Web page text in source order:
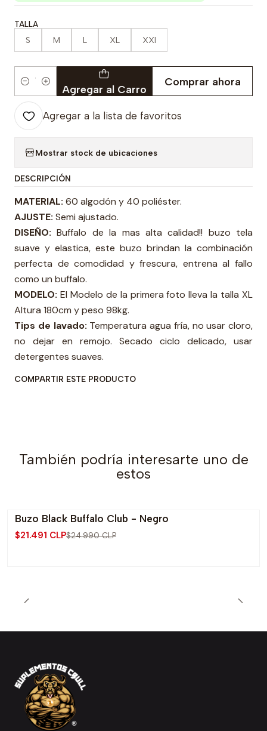
TALLA
S M L XL XXl
Cantidad Agregar al Carro
Comprar ahora
Agregar a la lista de favoritos
Mostrar stock de ubicaciones
DESCRIPCIÓN
MATERIAL: 60 algodón y 40 poliéster.
AJUSTE: Semi ajustado.
DISEÑO:Buffalo de la mas alta calidad!! buzo tela
suave y elastica, este buzo brindan la combinación
perfecta de comodidad y frescura, entrena al fallo
como un buffalo.
MODELO: El Modelo de la primera foto lleva la talla XL
Altura 180cm y peso 98kg.
Tips de lavado: Temperatura agua fría, no usar cloro,
no dejar en remojo. Secado ciclo delicado, usar
detergentes suaves.
COMPARTIR ESTE PRODUCTO
También podría interesarte uno de
estos
-14% OFF
Buzo Black Buffalo Club - Negro
$21.491 CLP$24.990 CLP